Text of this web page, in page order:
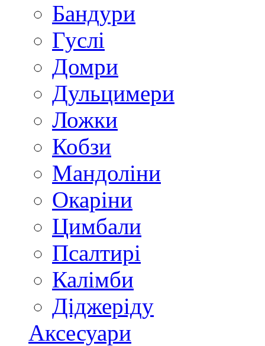
Бандури
Гуслі
Домри
Дульцимери
Ложки
Кобзи
Мандоліни
Окаріни
Цимбали
Псалтирі
Калімби
Діджеріду
Аксесуари